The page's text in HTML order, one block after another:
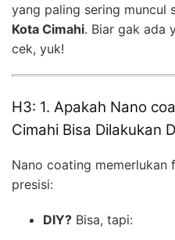
yang paling sering muncul
Kota Cimahi. Biar gak ada
cek, yuk!
H3: 1. Apakah Nano
Cimahi Bisa Dilakukan
Nano coating memerlukan
presisi:
DIY? Bisa, tapi: